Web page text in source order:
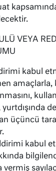
VEYA
kabul
amaçlarla,
yurtdışında
üçüncü
kabul